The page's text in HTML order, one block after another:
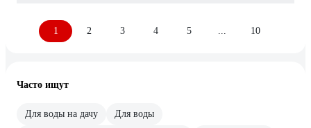
1 2 3 4 5 10
Часто ищут
Для воды на дачу Для воды